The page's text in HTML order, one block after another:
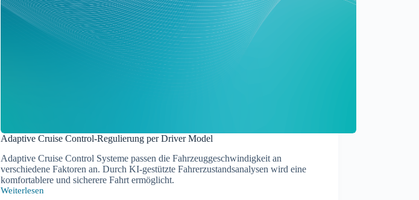
Adaptive Cruise Control-Regulierung per Driver Model
Adaptive Cruise Control Systeme passen die Fahrzeuggeschwindigkeit an
verschiedene Faktoren an. Durch KI-gestützte Fahrerzustandsanalysen wird eine
komfortablere und sicherere Fahrt ermöglicht.
Weiterlesen
Adaptive